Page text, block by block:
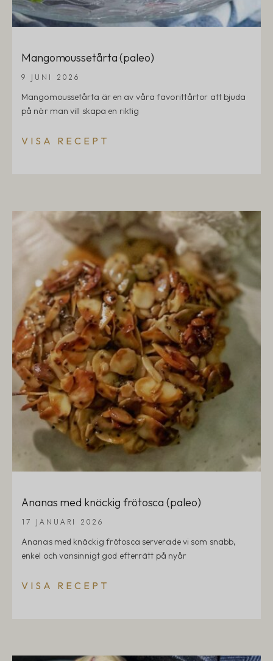
Mangomoussetårta (paleo)
9 JUNI 2026
Mangomoussetårta är en av våra favorittårtor att bjuda
på när man vill skapa en riktig
VISA RECEPT
Ananas med knäckig frötosca (paleo)
17 JANUARI 2026
Ananas med knäckig frötosca serverade vi som snabb,
enkel och vansinnigt god efterrätt på nyår
VISA RECEPT